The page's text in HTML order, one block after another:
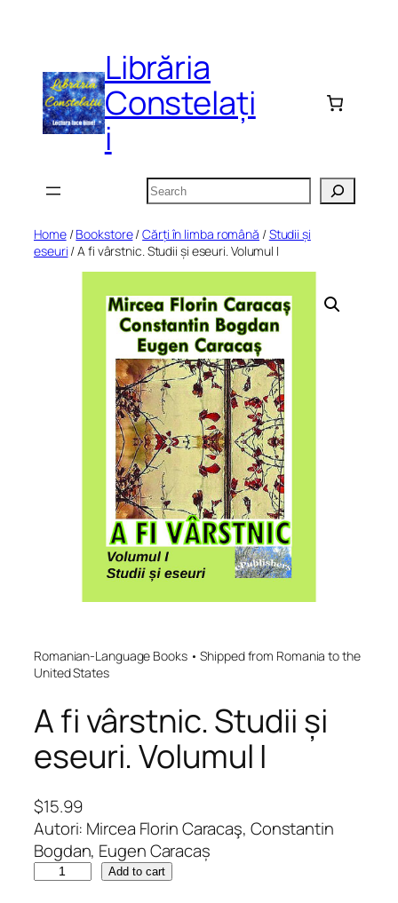
Librăria
Constelați
i
Search
Home/Bookstore/Cărți în limba română /Studii și
eseuri / A fi vârstnic. Studii și eseuri. Volumul I
Romanian-Language Books • Shipped from Romania to the
United States
A fi vârstnic. Studii și
eseuri. Volumul I
$15.99
Autori: Mircea Florin Caracaş, Constantin
Bogdan, Eugen Caracaș
Add to cart